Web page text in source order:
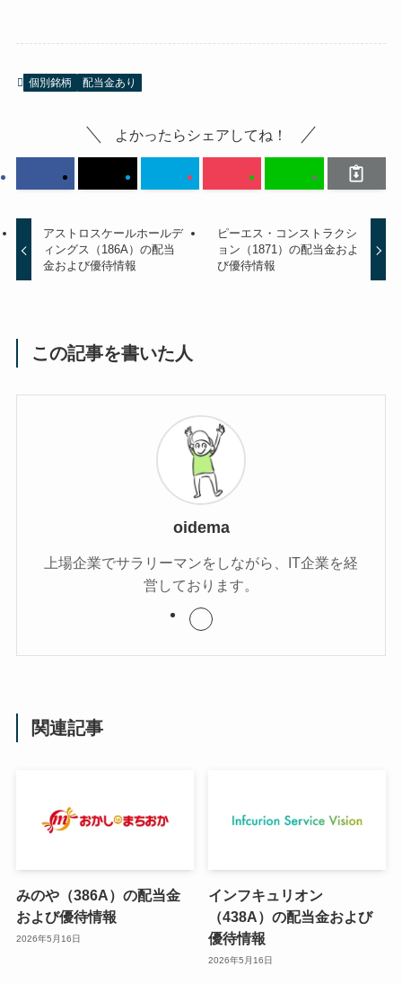
個別銘柄 配当金あり
よかったらシェアしてね！
アストロスケールホールデ
ィングス（186A）の配当
金および優待情報
ピーエス・コンストラクシ
ョン（1871）の配当金およ
び優待情報
この記事を書いた人
oidema
上場企業でサラリーマンをしながら、IT企業を経
営しております。
関連記事
みのや（386A）の配当金
および優待情報
2026年5月16日
インフキュリオン
（438A）の配当金および
優待情報
2026年5月16日